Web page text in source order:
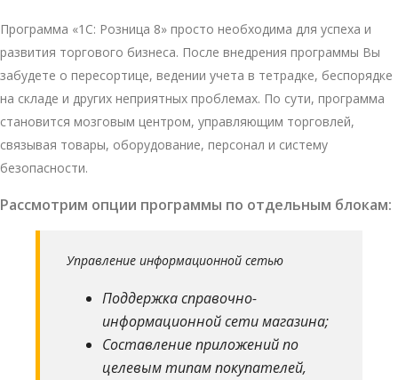
Программа «1С: Розница 8» просто необходима для успеха и
развития торгового бизнеса. После внедрения программы Вы
забудете о пересортице, ведении учета в тетрадке, беспорядке
на складе и других неприятных проблемах. По сути, программа
становится мозговым центром, управляющим торговлей,
связывая товары, оборудование, персонал и систему
безопасности.
Рассмотрим опции программы по отдельным блокам:
Управление информационной сетью
Поддержка справочно-
информационной сети магазина;
Составление приложений по
целевым типам покупателей,